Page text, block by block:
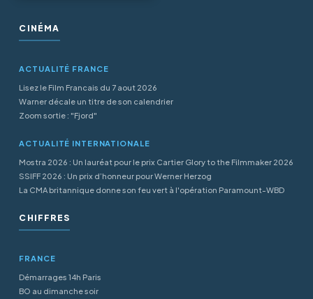
CINÉMA
ACTUALITÉ FRANCE
Lisez le Film Francais du 7 aout 2026
Warner décale un titre de son calendrier
Zoom sortie : "Fjord"
ACTUALITÉ INTERNATIONALE
Mostra 2026 : Un lauréat pour le prix Cartier Glory to the Filmmaker 2026
SSIFF 2026 : Un prix d’honneur pour Werner Herzog
La CMA britannique donne son feu vert à l'opération Paramount-WBD
CHIFFRES
FRANCE
Démarrages 14h Paris
BO au dimanche soir